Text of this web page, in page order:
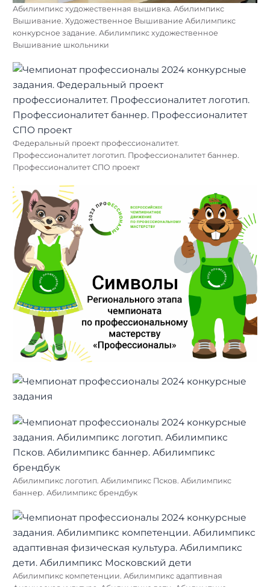
Абилимпикс художественная вышивка. Абилимпикс
Вышивание. Художественное Вышивание Абилимпикс
конкурсное задание. Абилимпикс художественное
Вышивание школьники
Федеральный проект профессионалитет.
Профессионалитет логотип. Профессионалитет баннер.
Профессионалитет СПО проект
Абилимпикс логотип. Абилимпикс Псков. Абилимпикс
баннер. Абилимпикс брендбук
Абилимпикс компетенции. Абилимпикс адаптивная